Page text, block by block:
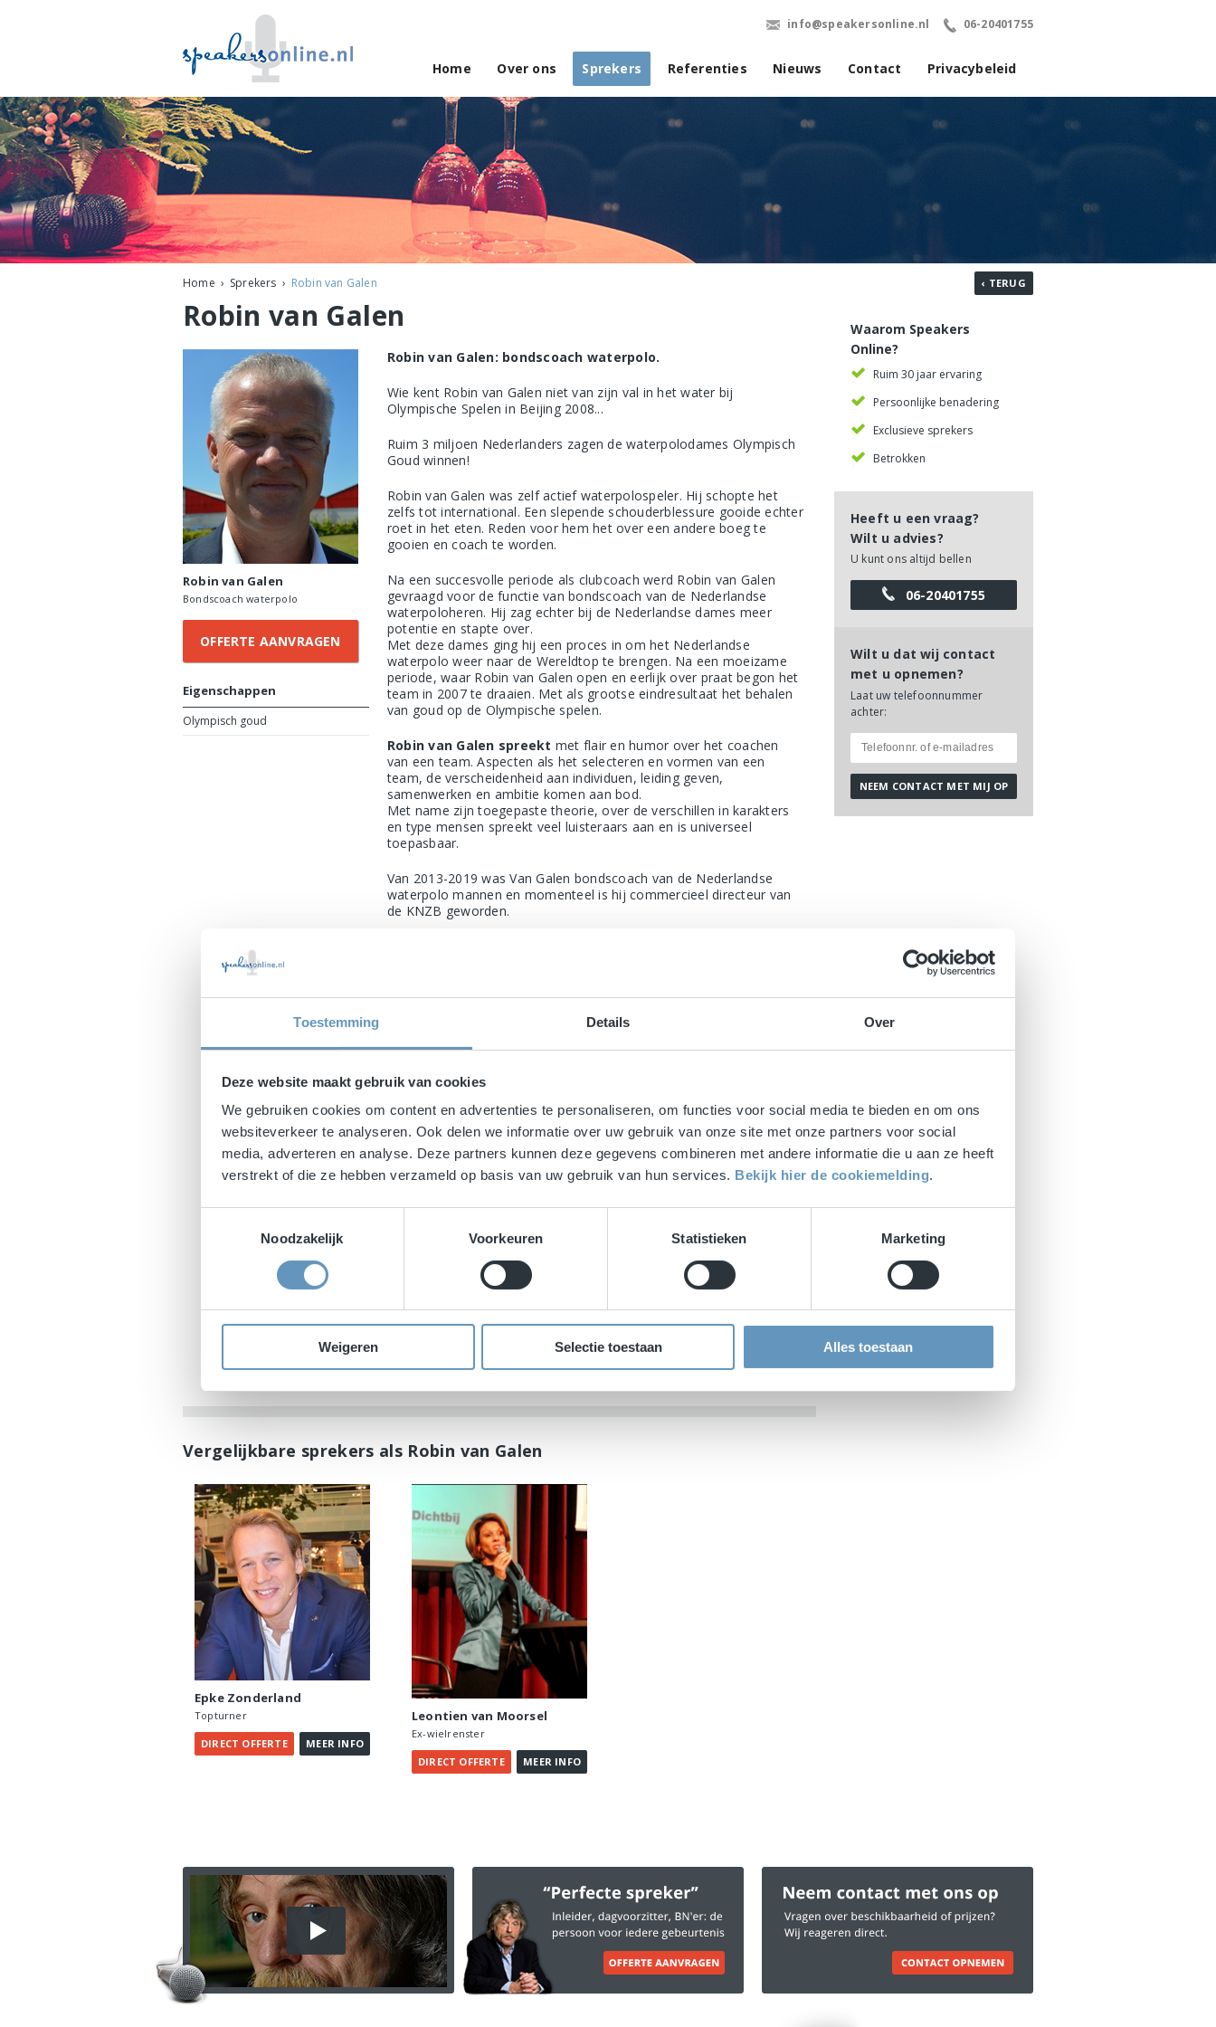
Toestemming Details Over
Deze website maakt gebruik van cookies
We gebruiken cookies om content en advertenties te personaliseren, om functies voor social media te bieden en om ons
websiteverkeer te analyseren. Ook delen we informatie over uw gebruik van onze site met onze partners voor social
media, adverteren en analyse. Deze partners kunnen deze gegevens combineren met andere informatie die u aan ze heeft
verstrekt of die ze hebben verzameld op basis van uw gebruik van hun services. Bekijk hier de cookiemelding.
Noodzakelijk
Voorkeuren Statistieken Marketing
Weigeren Selectie toestaan Alles toestaan
Home Over ons Sprekers Referenties Nieuws Contact Privacybeleid
info@speakersonline.nl 06-20401755
‹ TERUG
Home Sprekers Robin van Galen
Robin van Galen
Robin van Galen
Bondscoach waterpolo
OFFERTE AANVRAGEN
Eigenschappen
Olympisch goud
Robin van Galen: bondscoach waterpolo.
Wie kent Robin van Galen niet van zijn val in het water bij
Olympische Spelen in Beijing 2008...
Ruim 3 miljoen Nederlanders zagen de waterpolodames Olympisch
Goud winnen!
Robin van Galen was zelf actief waterpolospeler. Hij schopte het
zelfs tot international. Een slepende schouderblessure gooide echter
roet in het eten. Reden voor hem het over een andere boeg te
gooien en coach te worden.
Na een succesvolle periode als clubcoach werd Robin van Galen
gevraagd voor de functie van bondscoach van de Nederlandse
waterpoloheren. Hij zag echter bij de Nederlandse dames meer
potentie en stapte over.
Met deze dames ging hij een proces in om het Nederlandse
waterpolo weer naar de Wereldtop te brengen. Na een moeizame
periode, waar Robin van Galen open en eerlijk over praat begon het
team in 2007 te draaien. Met als grootse eindresultaat het behalen
van goud op de Olympische spelen.
Robin van Galen spreekt met flair en humor over het coachen
van een team. Aspecten als het selecteren en vormen van een
team, de verscheidenheid aan individuen, leiding geven,
samenwerken en ambitie komen aan bod.
Met name zijn toegepaste theorie, over de verschillen in karakters
en type mensen spreekt veel luisteraars aan en is universeel
toepasbaar.
Van 2013-2019 was Van Galen bondscoach van de Nederlandse
waterpolo mannen en momenteel is hij commercieel directeur van
de KNZB geworden.
Wilt u hierop het antwoord: boek dan Robin van Galen en luister
Engels verzorgen.
Vergelijkbare sprekers als Robin van Galen
Epke Zonderland
Topturner
OFFERTE INFO
Leontien van Moorsel
Ex-wielrenster
OFFERTE INFO
Waarom Speakers
Online?
Ruim 30 jaar ervaring
Persoonlijke benadering
Exclusieve sprekers
Betrokken
Heeft u een vraag?
Wilt u advies?
U kunt ons altijd bellen
06-20401755
Wilt u dat wij contact
met u opnemen?
Laat uw telefoonnummer
achter: